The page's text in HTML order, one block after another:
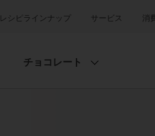
レシピラインナップ サービス 消
チョコレート